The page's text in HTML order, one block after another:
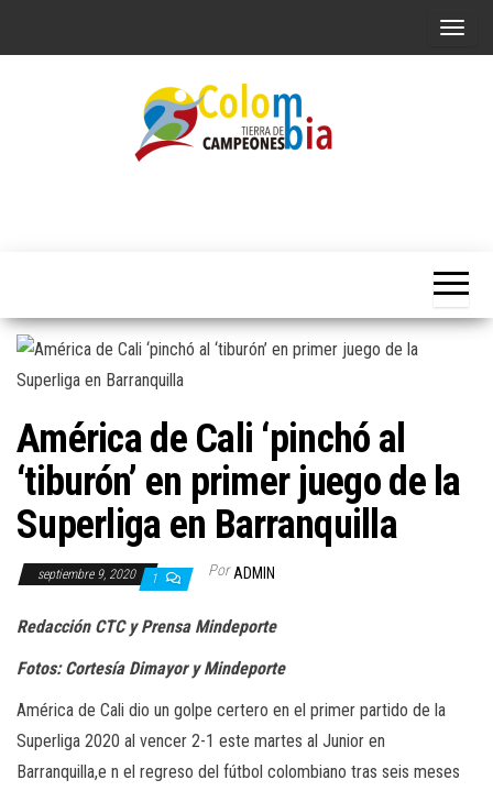
A
l
a
a
América de Cali ‘pinchó al
‘tiburón’ en primer juego de la
Superliga en Barranquilla
septiembre 9, 2020 1 Por ADMIN
Redacción CTC y Prensa Mindeporte
Fotos: Cortesía Dimayor y Mindeporte
América de Cali dio un golpe certero en el primer partido de la
Superliga 2020 al vencer 2-1 este martes al Junior en
Barranquilla,e n el regreso del fútbol colombiano tras seis meses